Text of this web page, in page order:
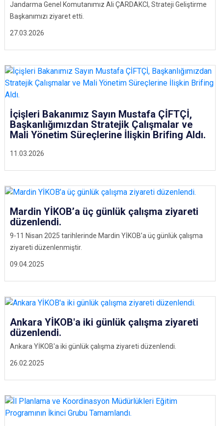
27.03.2026
Jandarma Genel Komutanımız Ali ÇARDAKCI, Strateji Geliştirme
Başkanımızı ziyaret etti.
11.03.2026
İçişleri Bakanımız Sayın Mustafa ÇİFTÇİ,
Başkanlığımızdan Stratejik Çalışmalar ve
Mali Yönetim Süreçlerine İlişkin Brifing Aldı.
09.04.2025
Mardin YİKOB’a üç günlük çalışma ziyareti
düzenlendi.
9-11 Nisan 2025 tarihlerinde Mardin YİKOB’a üç günlük çalışma
ziyareti düzenlenmiştir.
26.02.2025
Ankara YİKOB'a iki günlük çalışma ziyareti
düzenlendi.
Ankara YİKOB'a iki günlük çalışma ziyareti düzenlendi.